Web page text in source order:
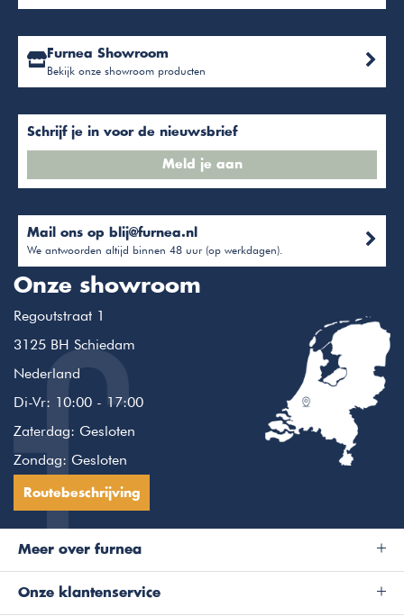
Furnea Showroom
Bekijk onze showroom producten
Schrijf je in voor de nieuwsbrief
Meld je aan
Mail ons op blij@furnea.nl
We antwoorden altijd binnen 48 uur (op werkdagen).
Onze showroom
Regoutstraat 1
3125 BH Schiedam
Nederland
Di-Vr: 10:00 - 17:00
Zaterdag: Gesloten
Zondag: Gesloten
Routebeschrijving
Meer over furnea
Onze klantenservice